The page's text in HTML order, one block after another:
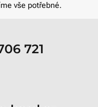
vše potřebné.
721